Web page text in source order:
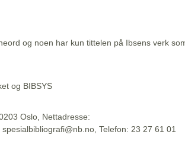
og noen har kun tittelen på Ibsens verk
og BIBSYS
Oslo, Nettadresse:
Telefon: 23 27 61 01